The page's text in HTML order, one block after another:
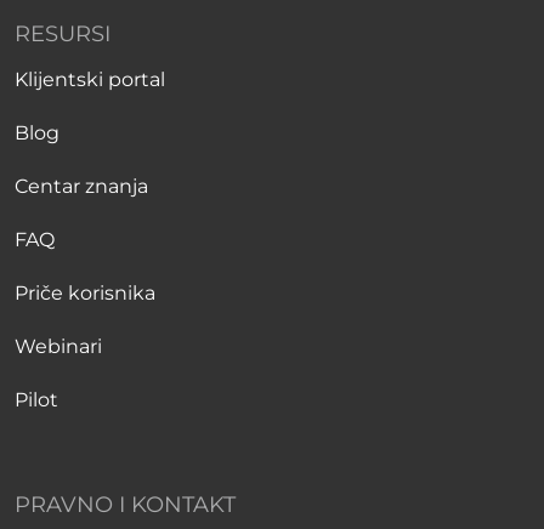
RESURSI
Klijentski portal
Blog
Centar znanja
FAQ
Priče korisnika
Webinari
Pilot
PRAVNO I KONTAKT